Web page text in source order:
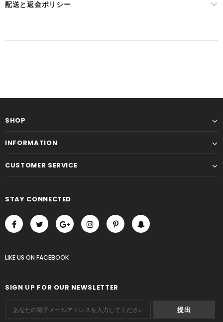
配送と返金ポリシー
SHOP
INFORMATION
CUSTOMER SERVICE
STAY CONNECTED
LIKE US ON FACEBOOK
SIGN UP FOR OUR NEWSLETTER